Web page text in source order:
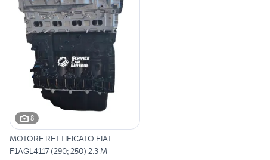
8
MOTORE RETTIFICATO FIAT
F1AGL4117 (290; 250) 2.3 M